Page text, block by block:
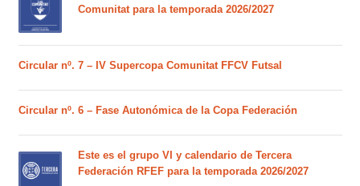
Comunitat para la temporada 2026/2027
Circular nº. 7 – IV Supercopa Comunitat FFCV Futsal
Circular nº. 6 – Fase Autonómica de la Copa Federación
Este es el grupo VI y calendario de Tercera
Federación RFEF para la temporada 2026/2027